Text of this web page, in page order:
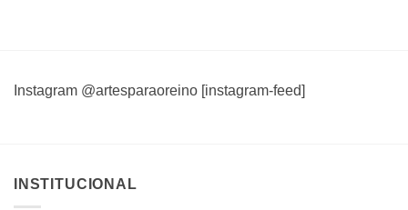
Instagram @artesparaoreino [instagram-feed]
INSTITUCIONAL